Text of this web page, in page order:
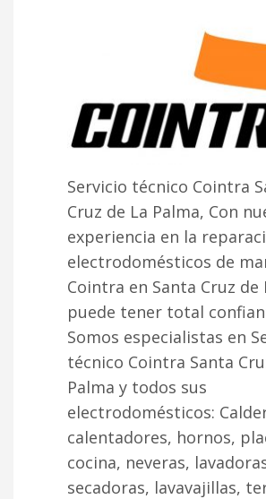
Servicio técnico Cointra
Cruz de La Palma, Con
experiencia en la
electrodomésticos de
Cointra en Santa Cruz de
puede tener total
Somos especialistas en
técnico Cointra Santa
Palma y todos sus
electrodomésticos:
calentadores, hornos,
cocina, neveras,
secadoras, lavavajillas,